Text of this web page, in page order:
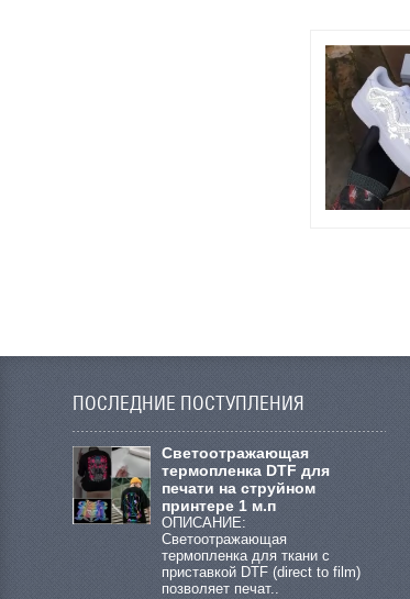
ПОСЛЕДНИЕ ПОСТУПЛЕНИЯ
Cветоотражающая
термопленка DTF для
печати на струйном
принтере 1 м.п
ОПИСАНИЕ:
Светоотражающая
термопленка для ткани с
приставкой DTF (direct to film)
позволяет печат..